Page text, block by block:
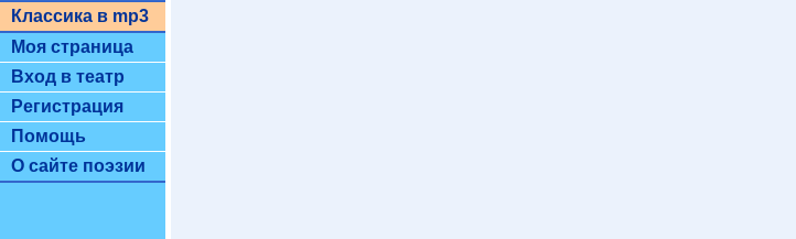
Классика в mp3
Моя страница
Вход в театр
Регистрация
Помощь
О сайте поэзии